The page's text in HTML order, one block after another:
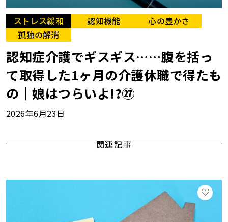
ストレス緩和 認知機能
心の豊かさ
孤独の解消
認知症介護でギスギス……腹を括っ
て取得した1ヶ月の介護休職で得たも
の｜娘はつらいよ!?㉗
2026年6月23日
関連記事